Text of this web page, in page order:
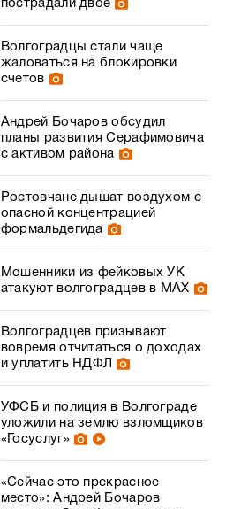
Андрей Бочаров обсудил
планы развития Серафимовича
с активом района
Ростовчане дышат воздухом с
опасной концентрацией
формальдегида
Мошенники из фейковых УК
атакуют волгоградцев в МАХ
Волгоградцев призывают
вовремя отчитаться о доходах
и уплатить НДФЛ
УФСБ и полиция в Волгограде
уложили на землю взломщиков
«Госуслуг»
«Сейчас это прекрасное
место»: Андрей Бочаров
увидел в Серафимовичском
районе изменения к лучшему
На Мамаевом кургане
отреставрировали скульптуру-
аллегорию